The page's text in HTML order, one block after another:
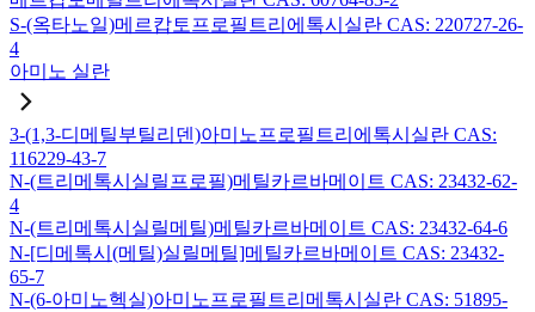
S-(옥타노일)메르캅토프로필트리에톡시실란 CAS: 220727-26-
4
아미노 실란
3-(1,3-디메틸부틸리덴)아미노프로필트리에톡시실란 CAS:
116229-43-7
N-(트리메톡시실릴프로필)메틸카르바메이트 CAS: 23432-62-
4
N-(트리메톡시실릴메틸)메틸카르바메이트 CAS: 23432-64-6
N-[디메톡시(메틸)실릴메틸]메틸카르바메이트 CAS: 23432-
65-7
N-(6-아미노헥실)아미노프로필트리메톡시실란 CAS: 51895-